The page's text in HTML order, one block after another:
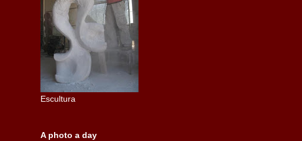
Escultura
A photo a day